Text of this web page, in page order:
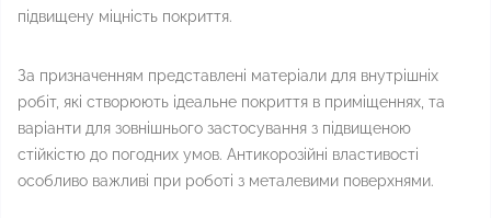
підвищену міцність покриття.
За призначенням представлені матеріали для внутрішніх
робіт, які створюють ідеальне покриття в приміщеннях, та
варіанти для зовнішнього застосування з підвищеною
стійкістю до погодних умов. Антикорозійні властивості
особливо важливі при роботі з металевими поверхнями.